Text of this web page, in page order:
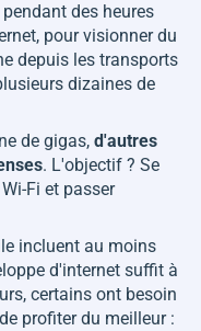
des heures
pour visionner du
depuis les transports
dizaines de
de gigas, d'autres
. L'objectif ? Se
Fi et passer
incluent au moins
d'internet suffit à
certains ont besoin
profiter du meilleur :